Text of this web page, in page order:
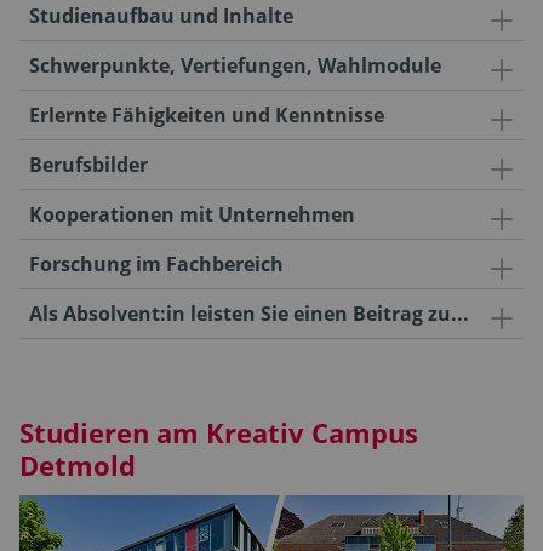
Studienaufbau und Inhalte
Schwerpunkte, Vertiefungen, Wahlmodule
Erlernte Fähigkeiten und Kenntnisse
Berufsbilder
Kooperationen mit Unternehmen
Forschung im Fachbereich
Als Absolvent:in leisten Sie einen Beitrag zu...
Studieren am Kreativ Campus
Detmold